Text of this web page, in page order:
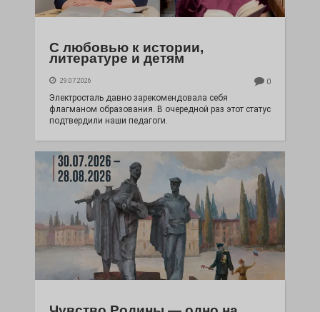
С любовью к истории,
литературе и детям
29.07.2026 0
Электросталь давно зарекомендовала себя
флагманом образования. В очередной раз этот статус
подтвердили наши педагоги.